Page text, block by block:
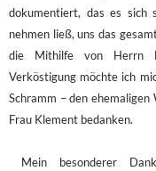
dokumentiert, das es sich
nehmen ließ, uns das
die Mithilfe von Herrn
Verköstigung möchte ich
Schramm – den
Frau Klement bedanken.
Mein besonderer